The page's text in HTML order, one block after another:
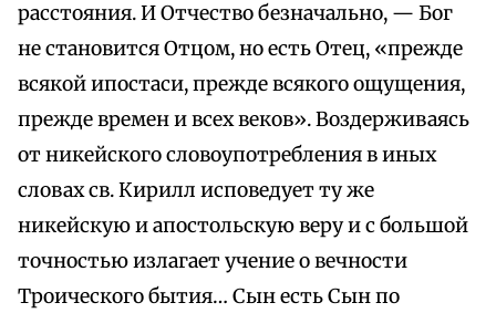
расстояния. И Отчество безначально, — Бог
не становится Отцом, но есть Отец, «прежде
всякой ипостаси, прежде всякого ощущения,
прежде времен и всех веков». Воздерживаясь
от никейского словоупотребления в иных
словах св. Кирилл исповедует ту же
никейскую и апостольскую веру и с большой
точностью излагает учение о вечности
Троического бытия… Сын есть Сын по